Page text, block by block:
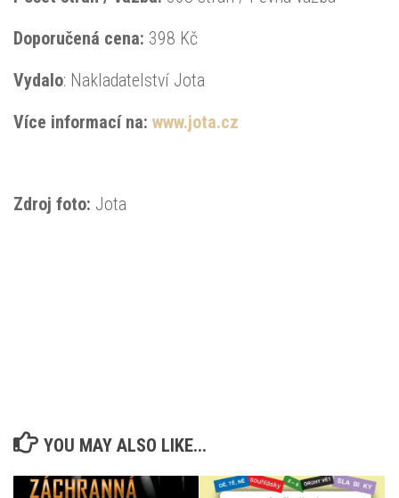
Doporučená cena: 398 Kč
Vydalo: Nakladatelství Jota
Více informací na: www.jota.cz
Zdroj foto: Jota
YOU MAY ALSO LIKE...